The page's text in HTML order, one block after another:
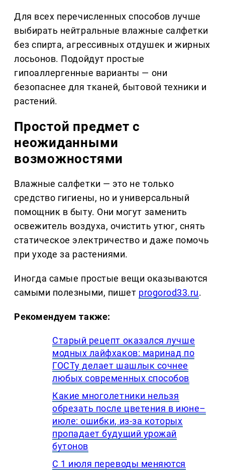
Для всех перечисленных способов лучше
выбирать нейтральные влажные салфетки
без спирта, агрессивных отдушек и жирных
лосьонов. Подойдут простые
гипоаллергенные варианты — они
безопаснее для тканей, бытовой техники и
растений.
Простой предмет с
неожиданными
возможностями
Влажные салфетки — это не только
средство гигиены, но и универсальный
помощник в быту. Они могут заменить
освежитель воздуха, очистить утюг, снять
статическое электричество и даже помочь
при уходе за растениями.
Иногда самые простые вещи оказываются
самыми полезными, пишет progorod33.ru.
Рекомендуем также:
Старый рецепт оказался лучше
модных лайфхаков: маринад по
ГОСТу делает шашлык сочнее
любых современных способов
Какие многолетники нельзя
обрезать после цветения в июне–
июле: ошибки, из-за которых
пропадает будущий урожай
бутонов
С 1 июля переводы меняются